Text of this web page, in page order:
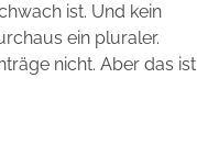
ist. Und kein
ein pluraler.
nicht. Aber das ist